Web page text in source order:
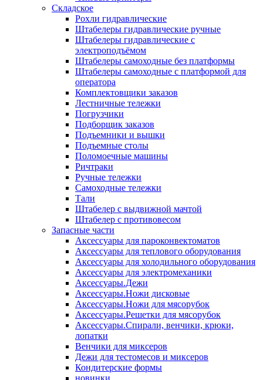
Складское
Рохли гидравлические
Штабелеры гидравлические ручные
Штабелеры гидравлические с
электроподъёмом
Штабелеры самоходные без платформы
Штабелеры самоходные с платформой для
оператора
Комплектовщики заказов
Лестничные тележки
Погрузчики
Подборщик заказов
Подъемники и вышки
Подъемные столы
Поломоечные машины
Ричтраки
Ручные тележки
Самоходные тележки
Тали
Штабелер с выдвижной мачтой
Штабелер с противовесом
Запасные части
Аксессуары для пароконвектоматов
Аксессуары для теплового оборудования
Аксессуары для холодильного оборудования
Аксессуары для электромеханики
Аксессуары.Дежи
Аксессуары.Ножи дисковые
Аксессуары.Ножи для мясорубок
Аксессуары.Решетки для мясорубок
Аксессуары.Спирали, венчики, крюки,
лопатки
Венчики для миксеров
Дежи для тестомесов и миксеров
Кондитерские формы
новинки